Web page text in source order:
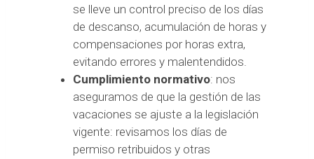
se lleve un control preciso de los días
de descanso, acumulación de horas y
compensaciones por horas extra,
evitando errores y malentendidos.
Cumplimiento normativo: nos
aseguramos de que la gestión de las
vacaciones se ajuste a la legislación
vigente: revisamos los días de
permiso retribuidos y otras